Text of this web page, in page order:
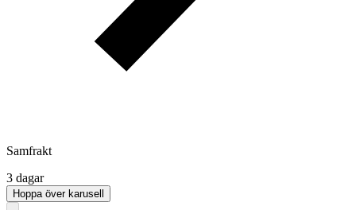
Samfrakt
3 dagar
Hoppa över karusell